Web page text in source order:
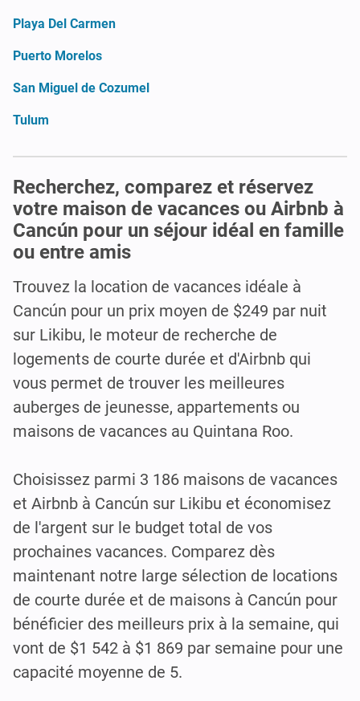
Playa Del Carmen
Puerto Morelos
San Miguel de Cozumel
Tulum
Recherchez, comparez et réservez
votre maison de vacances ou Airbnb à
Cancún pour un séjour idéal en famille
ou entre amis
Trouvez la location de vacances idéale à
Cancún pour un prix moyen de $249 par nuit
sur Likibu, le moteur de recherche de
logements de courte durée et d'Airbnb qui
vous permet de trouver les meilleures
auberges de jeunesse, appartements ou
maisons de vacances au Quintana Roo.
Choisissez parmi 3 186 maisons de vacances
et Airbnb à Cancún sur Likibu et économisez
de l'argent sur le budget total de vos
prochaines vacances. Comparez dès
maintenant notre large sélection de locations
de courte durée et de maisons à Cancún pour
bénéficier des meilleurs prix à la semaine, qui
vont de $1 542 à $1 869 par semaine pour une
capacité moyenne de 5.